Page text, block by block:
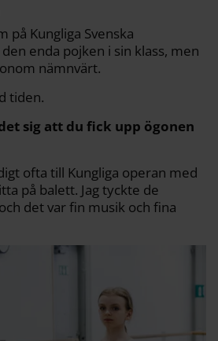
på Kungliga Svenska
enda pojken i sin klass, men
nämnvärt.
tiden.
sig att du fick upp ögonen
ofta till Kungliga operan med
på balett. Jag tyckte de
det var fin musik och fina